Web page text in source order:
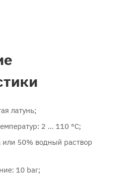
латунь;
2 ... 110 °С;
или 50% водный раствор
10 bar;